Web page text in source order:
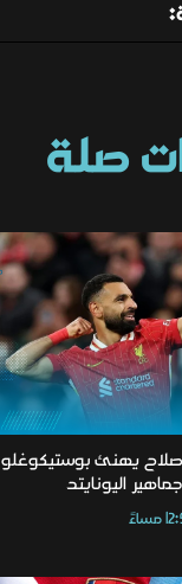
صلة
يهنئ بوستيكوغلو
اليونايتد